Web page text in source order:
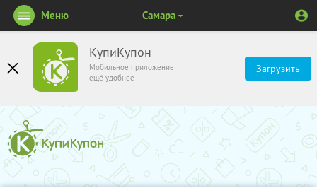
КупиКупон
Мобильное приложение
ещё удобнее
Загрузить
Меню Самара